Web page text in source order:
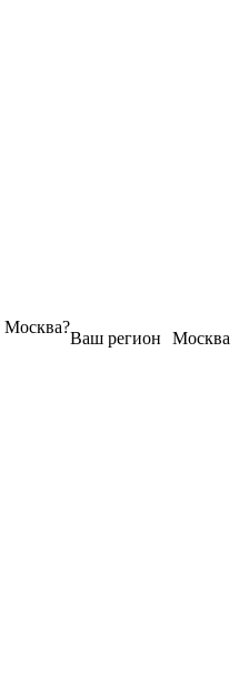
Москва
Ваш регион
Москва?